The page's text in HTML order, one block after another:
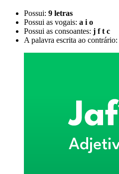
Possui: 9 letras
Possui as vogais: a i o
Possui as consoantes: j f t c
A palavra escrita ao contrário: